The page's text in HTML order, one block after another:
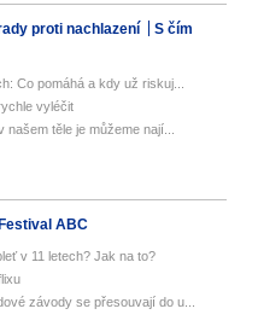
proti nachlazení
S čím
Co pomáhá a kdy už riskuj...
vyléčit
těle je můžeme nají...
ABC
v 11 letech? Jak na to?
závody se přesouvají do u...